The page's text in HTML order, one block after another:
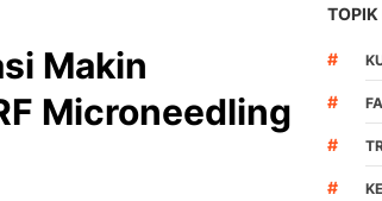
Makin
Microneedling
TOPIK
#
#
#
#